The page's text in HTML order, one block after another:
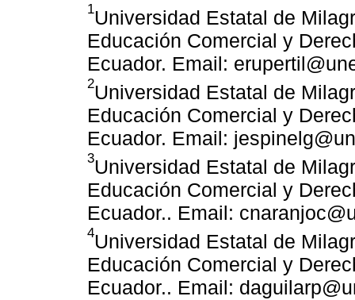
1Universidad Estatal de
Educación Comercial y
Ecuador. Email:
2Universidad Estatal de
Educación Comercial y
Ecuador. Email:
3Universidad Estatal de
Educación Comercial y
Ecuador.. Email:
4Universidad Estatal de
Educación Comercial y
Ecuador.. Email: